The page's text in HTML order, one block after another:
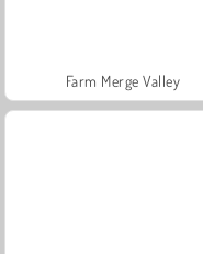
Farm Merge Valley